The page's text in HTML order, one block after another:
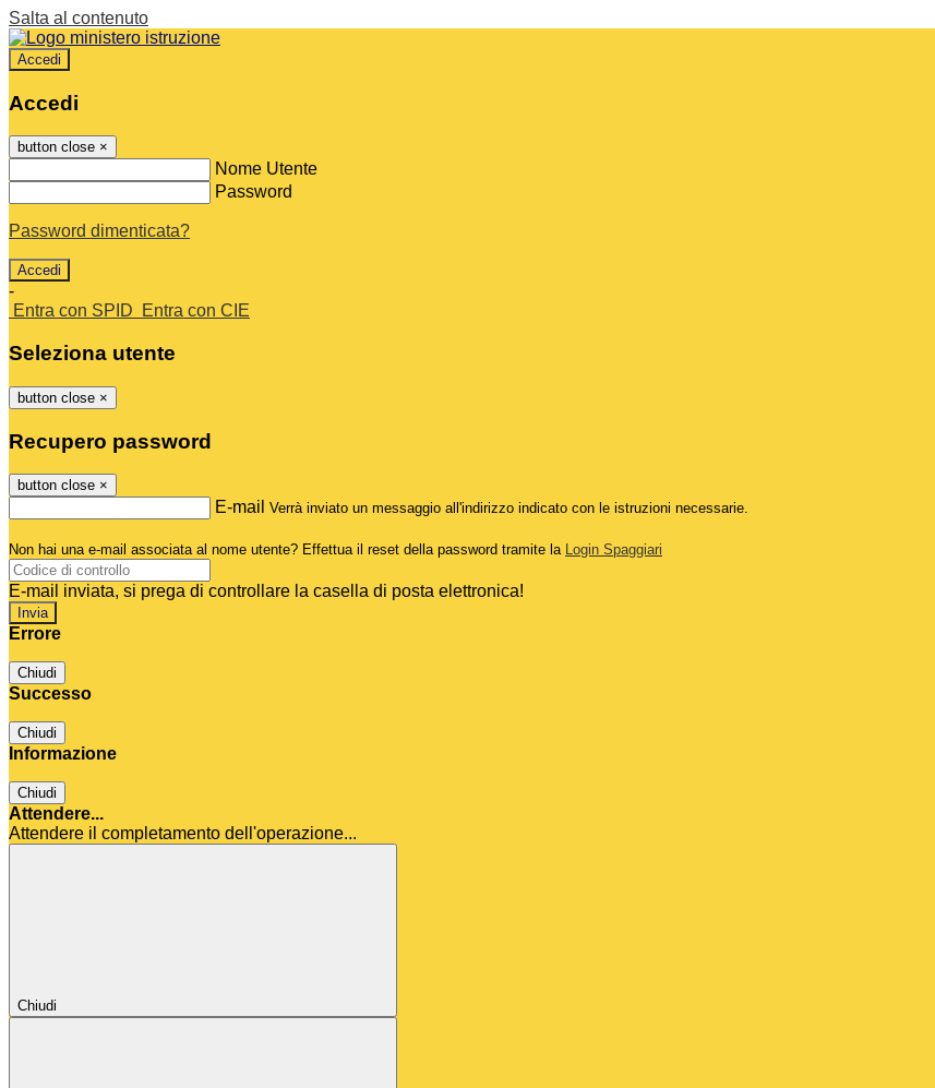
Salta al contenuto
Accedi
Accedi
button close ×
Nome Utente
Password
Password dimenticata?
-
Entra con SPID
Entra con CIE
Seleziona utente
button close ×
Recupero password
button close ×
E-mail Verrà inviato un messaggio all'indirizzo indicato con le istruzioni necessarie.
Non hai una e-mail associata al nome utente? Effettua il reset della password tramite la Login Spaggiari
E-mail inviata, si prega di controllare la casella di posta elettronica!
Errore
Chiudi
Successo
Chiudi
Informazione
Chiudi
Attendere...
Attendere il completamento dell'operazione...
Chiudi